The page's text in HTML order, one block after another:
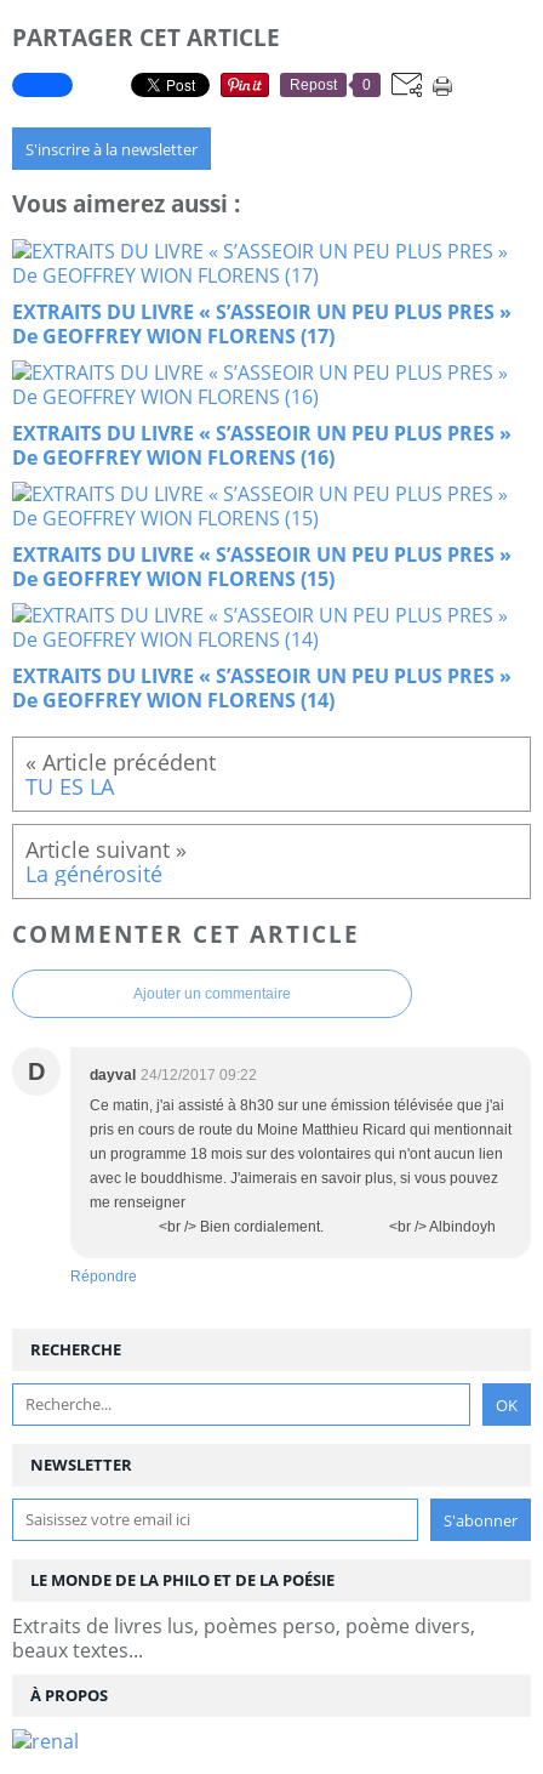
PARTAGER CET ARTICLE
Repost 0
S'inscrire à la newsletter
Vous aimerez aussi :
EXTRAITS DU LIVRE « S’ASSEOIR UN PEU PLUS PRES »
De GEOFFREY WION FLORENS (17)
EXTRAITS DU LIVRE « S’ASSEOIR UN PEU PLUS PRES »
De GEOFFREY WION FLORENS (16)
EXTRAITS DU LIVRE « S’ASSEOIR UN PEU PLUS PRES »
De GEOFFREY WION FLORENS (15)
EXTRAITS DU LIVRE « S’ASSEOIR UN PEU PLUS PRES »
De GEOFFREY WION FLORENS (14)
TU ES LA
La générosité
COMMENTER CET ARTICLE
Ajouter un commentaire
D dayval 24/12/2017 09:22
Ce matin, j'ai assisté à 8h30 sur une émission télévisée que j'ai
pris en cours de route du Moine Matthieu Ricard qui mentionnait
un programme 18 mois sur des volontaires qui n'ont aucun lien
avec le bouddhisme. J'aimerais en savoir plus, si vous pouvez
me renseigner
<br /> Bien cordialement. <br /> Albindoyh
Répondre
NEWSLETTER
RECHERCHE
LE MONDE DE LA PHILO ET DE LA POÉSIE
Extraits de livres lus, poèmes perso, poème divers,
beaux textes...
À PROPOS